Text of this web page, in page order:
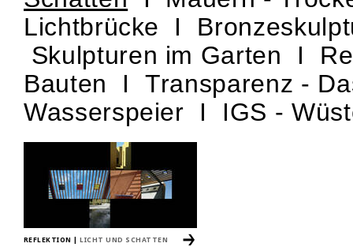
Lichtbrücke I
Skulpturen im Garten I
Bauten ITransparenz -
Wasserspeier I IGS -
REFLEKTION |LICHT UND SCHATTEN